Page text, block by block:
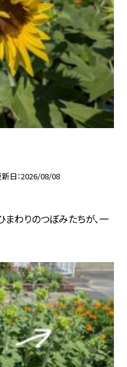
日 2026/08/08
わりのつぼみたちが、一